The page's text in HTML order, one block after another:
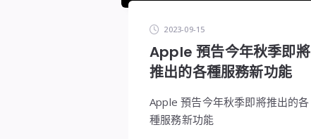
2023-09-15
Apple 預告今年秋季即將
推出的各種服務新功能
Apple 預告今年秋季即將推出的各
種服務新功能